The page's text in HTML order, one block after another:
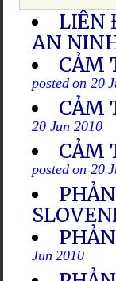
LIÊN
AN
CẢM
posted on 20
CẢM
20 Jun 2010
CẢM
posted on 20
Jun 2010